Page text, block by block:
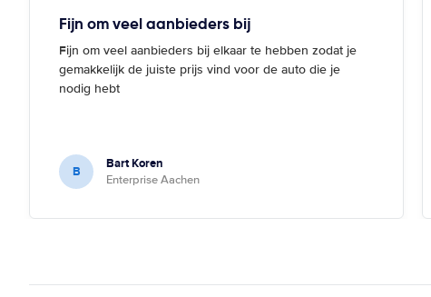
Fijn om veel aanbieders bij
Fijn om veel aanbieders bij elkaar te hebben zodat je
gemakkelijk de juiste prijs vind voor de auto die je
nodig hebt
B Bart Koren
Enterprise Aachen